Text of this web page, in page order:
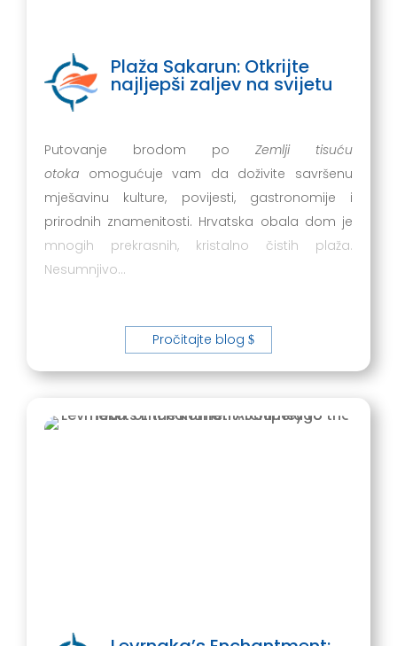
Plaža Sakarun: Otkrijte
najljepši zaljev na svijetu
Putovanje brodom po Zemlji tisuću
otoka omogućuje vam da doživite savršenu
mješavinu kulture, povijesti, gastronomije i
prirodnih znamenitosti. Hrvatska obala dom je
mnogih prekrasnih, kristalno čistih plaža.
Nesumnjivo…
Pročitajte blog